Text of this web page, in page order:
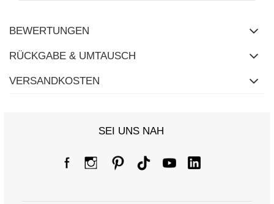
Größentabelle
BEWERTUNGEN
RÜCKGABE & UMTAUSCH
VERSANDKOSTEN
SEI UNS NAH